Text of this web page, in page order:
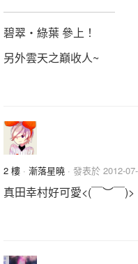
碧翠‧綠葉 參上！
另外雲
2 樓 · 漸落星曉 · 發表於 2012-
真田幸村好可愛<(￣︶￣)>